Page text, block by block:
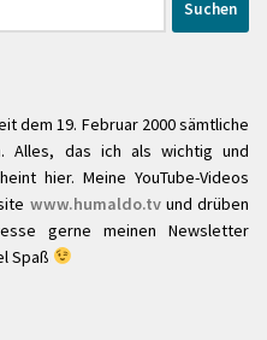
dem 19. Februar 2000 sämtliche
Alles, das ich als wichtig und
hier. Meine YouTube-Videos
www.humaldo.tvund drüben
gerne meinen Newsletter
Spaß